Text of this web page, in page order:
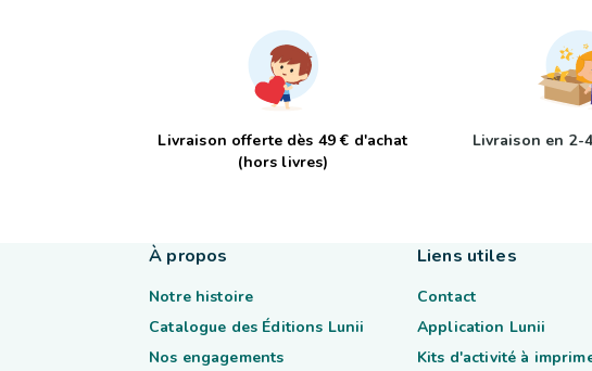
Livraison offerte dès 49 € d'achat
(hors livres)
Livraison en 2-
À propos
Notre histoire
Catalogue des Éditions Lunii
Nos engagements
Liens utiles
Contact
Application Lunii
Kits d'activité à